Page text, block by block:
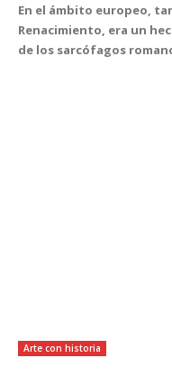
En el ámbito europeo,
Renacimiento, era un
de los sarcófagos
Arte con historia